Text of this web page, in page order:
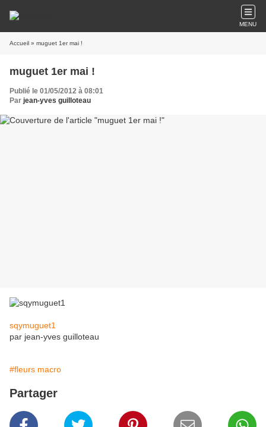
MENU
Accueil » muguet 1er mai !
muguet 1er mai !
Publié le 01/05/2012 à 08:01
Par jean-yves guilloteau
sqymuguet1
par jean-yves guilloteau
#fleurs macro
Partager